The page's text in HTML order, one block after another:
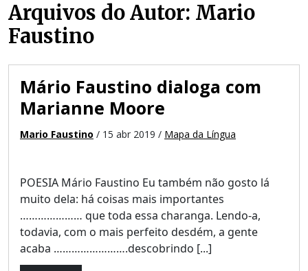
Arquivos do Autor: Mario
Faustino
Mário Faustino dialoga com
Marianne Moore
Mario Faustino / 15 abr 2019 / Mapa da Língua
POESIA Mário Faustino Eu também não gosto lá
muito dela: há coisas mais importantes
………………… que toda essa charanga. Lendo-a,
todavia, com o mais perfeito desdém, a gente
acaba …………………….descobrindo [...]